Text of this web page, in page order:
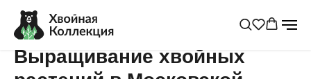
Выращивание хвойных